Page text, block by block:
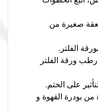
حوالي 2.5 ملعقة صغيرة من
الفلتر.
ورقة الفلتر
على الختم.
من بودرة القهوة و